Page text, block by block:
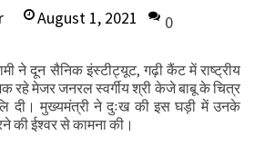
August 1, 2021 0
ने दून सैनिक इंस्टीट्यूट, गढ़ी कैंट में राष्ट्रीय
रहे मेजर जनरल स्वर्गीय श्री केजे बाबू के चित्र
दी। मुख्यमंत्री ने दुःख की इस घड़ी में उनके
की ईश्वर से कामना की।